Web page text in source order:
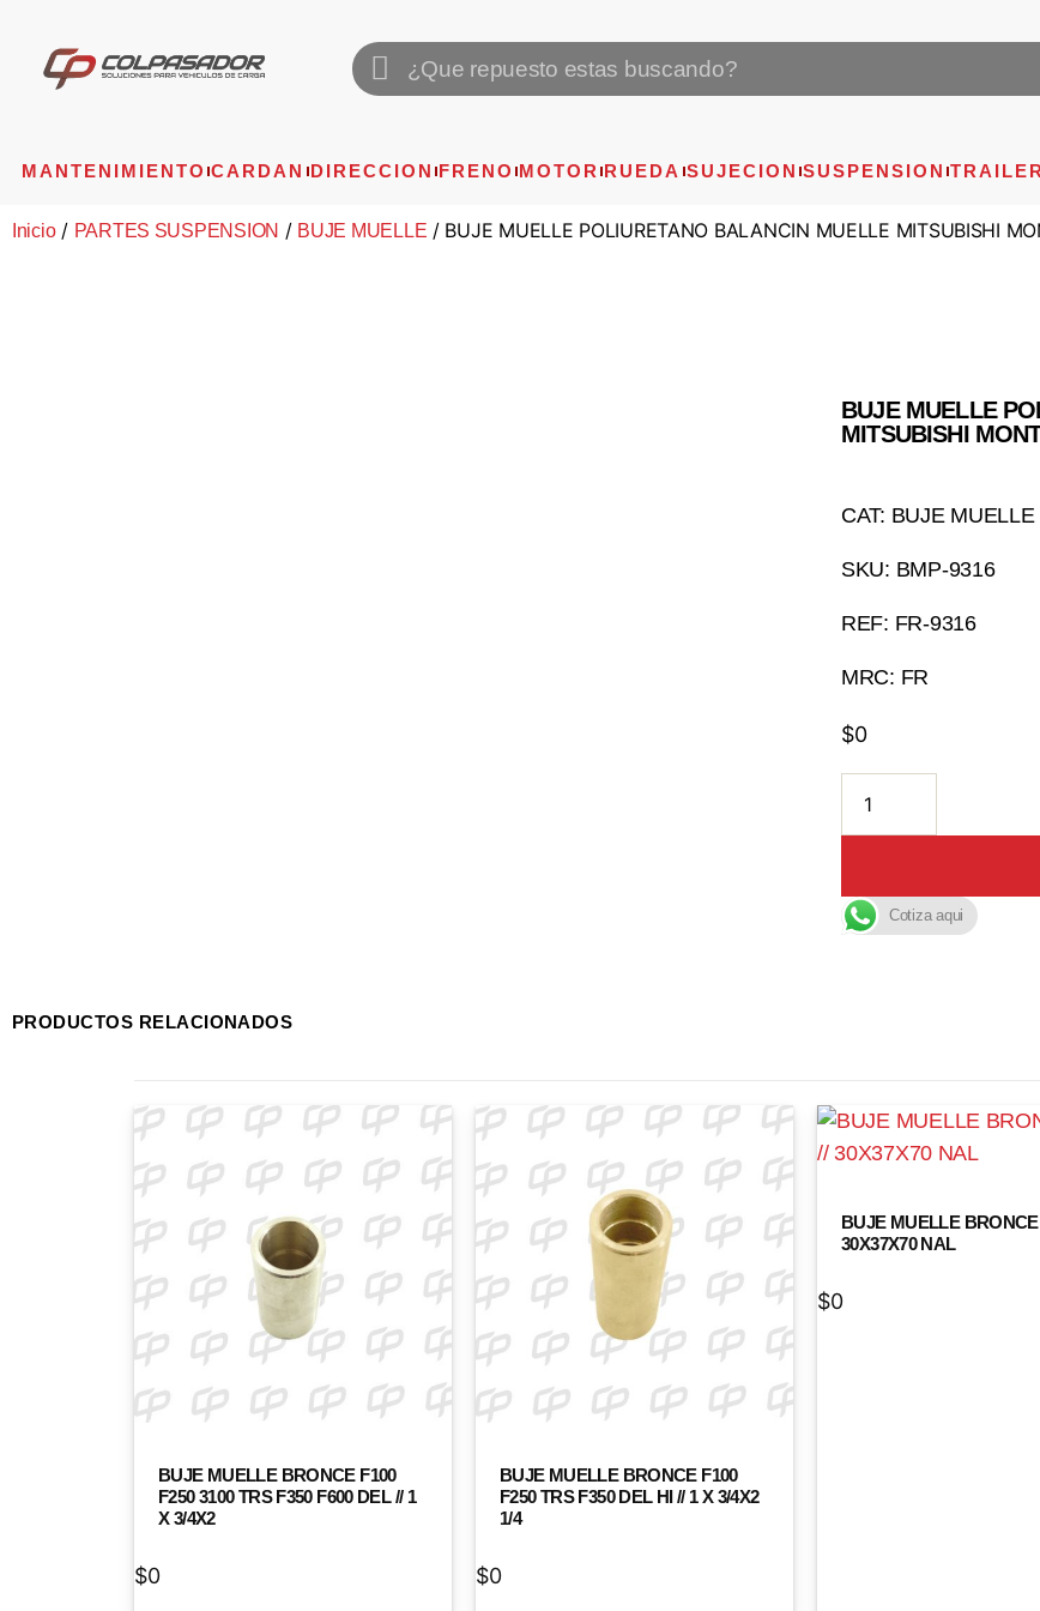
MANTENIMIENTO CARDAN DIRECCION FRENO MOTOR RUEDA SUJECION SUSPENSION TRAILER
Inicio/ PARTES SUSPENSION / BUJE MUELLE / BUJE MUELLE POLIURETANO BALANCIN MUELLE MITSUBISHI
BUJE MUELLE
MITSUBISHI
CAT: BUJE MUELLE
SKU: BMP-9316
REF: FR-9316
MRC: FR
$0
Cotiza aqui
PRODUCTOS RELACIONADOS
BUJE MUELLE BRONCE F100
F250 3100 TRS F350 F600 DEL // 1
X 3/4X2
$0
BUJE MUELLE BRONCE F100
F250 TRS F350 DEL HI // 1 X 3/4X2
1/4
$0
BUJE MUELLE
30X37X70 NAL
$0